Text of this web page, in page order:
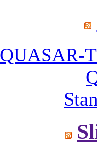
QUASAR-